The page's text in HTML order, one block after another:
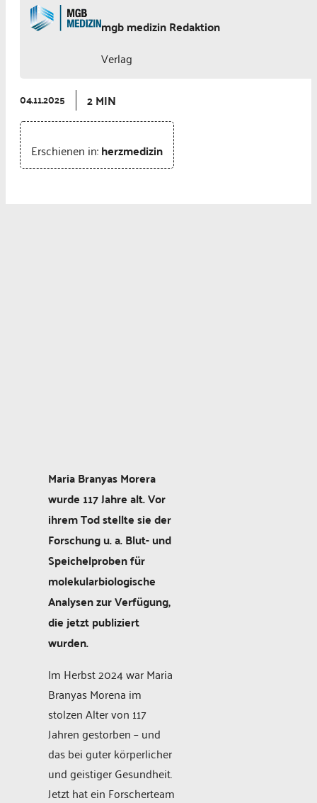
mgb medizin Redaktion
Verlag
04.11.2025 2 MIN
Erschienen in:herzmedizin
Maria Branyas Morera
wurde 117 Jahre alt. Vor
ihrem Tod stellte sie der
Forschung u. a. Blut- und
Speichelproben für
molekularbiologische
Analysen zur Verfügung,
die jetzt publiziert
wurden.
Im Herbst 2024 war Maria
Branyas Morena im
stolzen Alter von 117
Jahren gestorben – und
das bei guter körperlicher
und geistiger Gesundheit.
Jetzt hat ein Forscherteam